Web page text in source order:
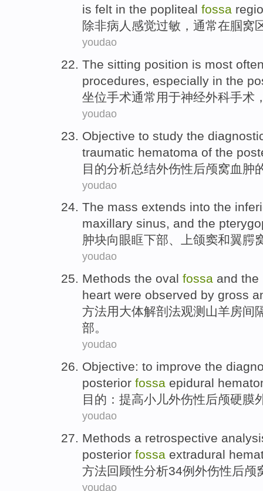
is felt in the popliteal fossa
除非病人 感觉过敏 ，通常在腘 窝
youdao
The sitting position is most
procedures, especially in the
坐位手术通常 用于神经外科手术
youdao
Objective to study the
traumatic hematoma of the
目的分析总结外伤性后颅窝血肿
youdao
The mass extends into the
maxillary sinus, and the
肿块向 眼眶下部、 上颌窦和翼腭
youdao
Methods the oval fossa and the
heart were observed by gross
方法用大体解剖法观测 山羊房间
部。
youdao
Objective: to improve the
posterior fossa epidural
目的 ： 提高小儿外伤性后颅硬膜
youdao
Methods a retrospective
posterior fossa extradural
方法回顾性分析34例 外伤性后颅
youdao